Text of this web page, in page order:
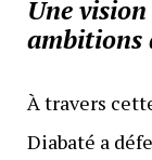
Une
ambitions
À travers
Diabaté a